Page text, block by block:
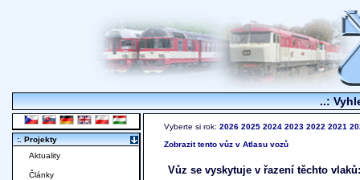
..:
Vyberte si rok: 2026 2025 2024 2023 2022 2021
Zobrazit tento vůz v Atlasu vozů
Vůz se vyskytuje v řazení těchto vlaků:
:. Projekty
Aktuality
Články